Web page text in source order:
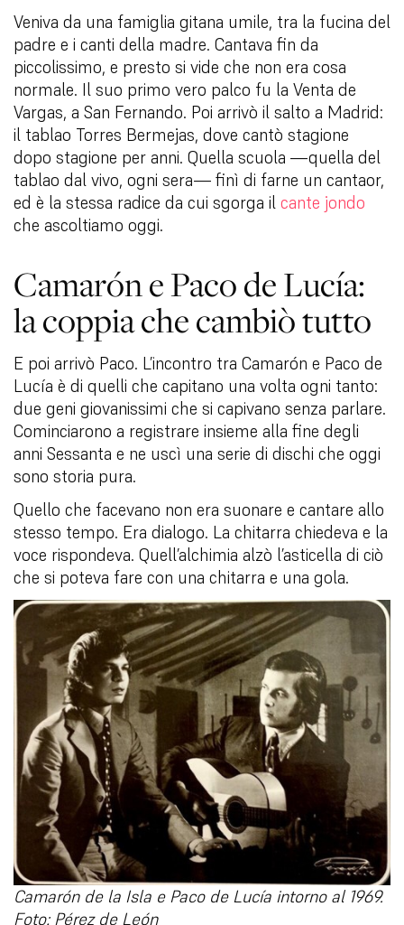
Veniva da una famiglia gitana umile, tra la fucina del
padre e i canti della madre. Cantava fin da
piccolissimo, e presto si vide che non era cosa
normale. Il suo primo vero palco fu la Venta de
Vargas, a San Fernando. Poi arrivò il salto a Madrid:
il tablao Torres Bermejas, dove cantò stagione
dopo stagione per anni. Quella scuola —quella del
tablao dal vivo, ogni sera— finì di farne un cantaor,
ed è la stessa radice da cui sgorga il cante jondo
che ascoltiamo oggi.
Camarón e Paco de Lucía:
la coppia che cambiò tutto
E poi arrivò Paco. L’incontro tra Camarón e Paco de
Lucía è di quelli che capitano una volta ogni tanto:
due geni giovanissimi che si capivano senza parlare.
Cominciarono a registrare insieme alla fine degli
anni Sessanta e ne uscì una serie di dischi che oggi
sono storia pura.
Quello che facevano non era suonare e cantare allo
stesso tempo. Era dialogo. La chitarra chiedeva e la
voce rispondeva. Quell’alchimia alzò l’asticella di ciò
che si poteva fare con una chitarra e una gola.
Camarón de la Isla e Paco de Lucía intorno al 1969.
Foto: Pérez de León